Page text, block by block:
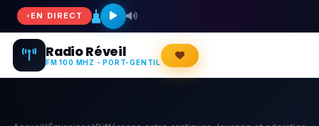
EN DIRECT
Radio Réveil
FM 100 MHZ - PORT-GENTIL